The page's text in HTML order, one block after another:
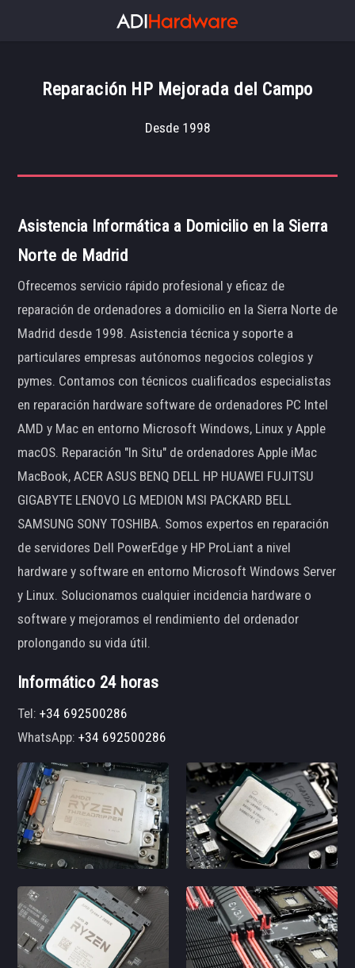
Reparación HP Mejorada del Campo
Desde 1998
Asistencia Informática a Domicilio en la Sierra
Norte de Madrid
Ofrecemos servicio rápido profesional y eficaz de
reparación de ordenadores a domicilio en la Sierra Norte de
Madrid desde 1998. Asistencia técnica y soporte a
particulares empresas autónomos negocios colegios y
pymes. Contamos con técnicos cualificados especialistas
en reparación hardware software de ordenadores PC Intel
AMD y Mac en entorno Microsoft Windows, Linux y Apple
macOS. Reparación "In Situ" de ordenadores Apple iMac
MacBook, ACER ASUS BENQ DELL HP HUAWEI FUJITSU
GIGABYTE LENOVO LG MEDION MSI PACKARD BELL
SAMSUNG SONY TOSHIBA. Somos expertos en reparación
de servidores Dell PowerEdge y HP ProLiant a nivel
hardware y software en entorno Microsoft Windows Server
y Linux. Solucionamos cualquier incidencia hardware o
software y mejoramos el rendimiento del ordenador
prolongando su vida útil.
Informático 24 horas
Tel:+34 692500286
WhatsApp:+34 692500286